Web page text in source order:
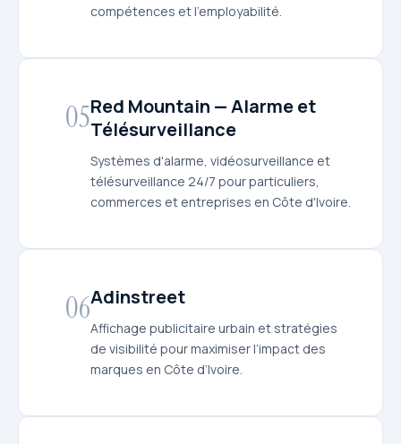
compétences et l’employabilité.
05Red Mountain — Alarme et
Télésurveillance
Systèmes d'alarme, vidéosurveillance et
télésurveillance 24/7 pour particuliers,
commerces et entreprises en Côte d'Ivoire.
06Adinstreet
Affichage publicitaire urbain et stratégies
de visibilité pour maximiser l’impact des
marques en Côte d’Ivoire.